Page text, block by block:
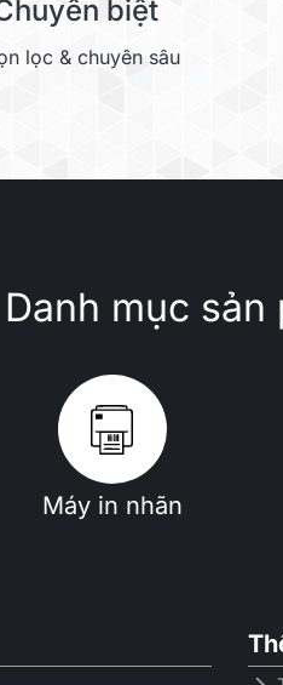
biệt
lọc & chuyên sâu
Danh mục sản
Máy in nhãn